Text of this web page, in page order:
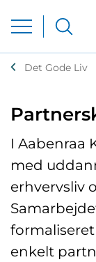
Det Gode Liv
I Aabenraa
med
erhvervsliv
enkelt